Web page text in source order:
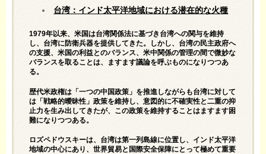
台湾：インド太平洋地域における潜在的な火種
1979年以来、米国は台湾関係法に基づき台湾への関与を維持
し、台湾に防衛兵器を提供してきた。しかし、台湾の民主政府へ
の支援、米国の利益とのバランス、米中関係の管理の間で微妙な
バランスを取ることは、ますます議論を呼ぶものになりつつあ
る。
歴代米政権は「一つの中国政策」を推進しながらも台湾に対して
は「戦略的曖昧性」政策を維持し、意図的に不確実性と二重の抑
止力を生み出してきたが、この政策を維持することはますます困
難になりつつある。
ロズペドウスキーは、台湾は第一列島線に位置し、インド太平洋
地域の中心にあり、世界貿易と国際安全保障にとって極めて重要